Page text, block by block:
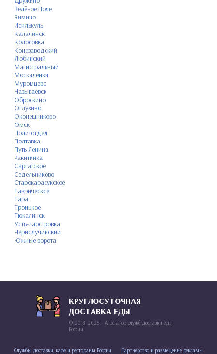
Зелёное Поле
Зимино
Исилькуль
Калачинск
Колосовка
Конезаводский
Любинский
Магистральный
Москаленки
Муромцево
Называевск
Оброскино
Оглухино
Оконешниково
Омск
Политотдел
Полтавка
Путь Ленина
Ракитинка
Саргатское
Седельниково
Старокарасукское
Таврическое
Тара
Троицкое
Тюкалинск
Усть-Заостровка
Чернолучинский
Южные ворота
КРУГЛОСУТОЧНАЯ
ДОСТАВКА ЕДЫ
© 2018–2025 – Агрегатор служб доставки еды
России
Службы доставки, кафе и рестораны России Партнерство и размещение рекламы